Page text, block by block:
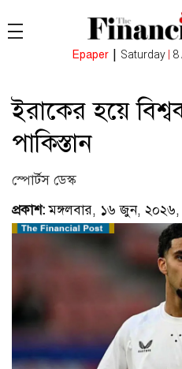
Epaper| Saturday 8
ইরাকের হয়ে
পাকিস্তান
স্পোর্টস ডেস্ক
প্রকাশ:মঙ্গলবার, ১৬ জুন,